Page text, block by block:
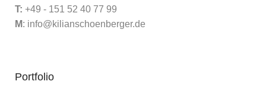
T: +49 - 151 52 40 77 99
M: info@kilianschoenberger.de
Portfolio